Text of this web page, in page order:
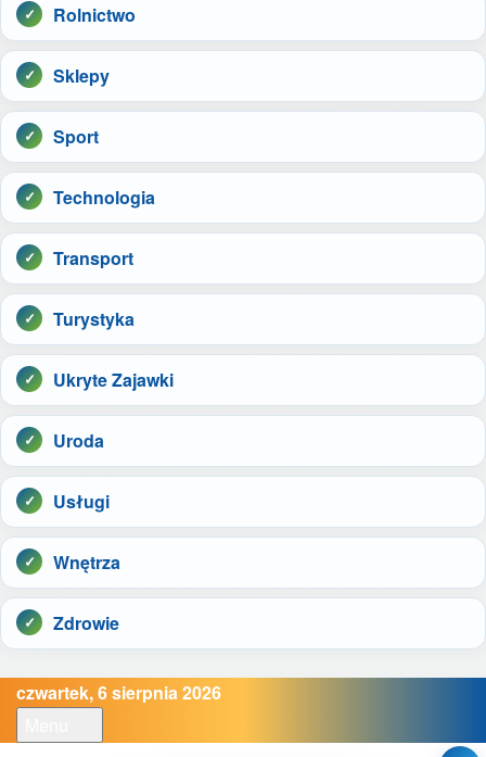
Rolnictwo
Sklepy
Sport
Technologia
Transport
Turystyka
Ukryte Zajawki
Uroda
Usługi
Wnętrza
Zdrowie
czwartek, 6 sierpnia 2026